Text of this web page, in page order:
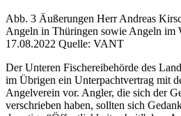
Abb. 3 Äußerungen Herr Andreas
Angeln in Thüringen sowie Angeln im
17.08.2022 Quelle: VANT
Der Unteren Fischereibehörde des
im Übrigen ein Unterpachtvertrag mit
Angelverein vor. Angler, die sich der
verschrieben haben, sollten sich